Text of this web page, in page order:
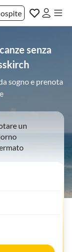
senza
sogno e prenota
un